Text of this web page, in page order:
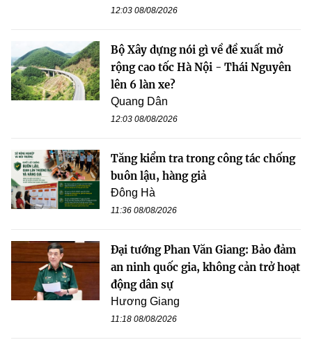
12:03 08/08/2026
Bộ Xây dựng nói gì về đề xuất mở
rộng cao tốc Hà Nội - Thái Nguyên
lên 6 làn xe?
Quang Dân
12:03 08/08/2026
Tăng kiểm tra trong công tác chống
buôn lậu, hàng giả
Đông Hà
11:36 08/08/2026
Đại tướng Phan Văn Giang: Bảo đảm
an ninh quốc gia, không cản trở hoạt
động dân sự
Hương Giang
11:18 08/08/2026